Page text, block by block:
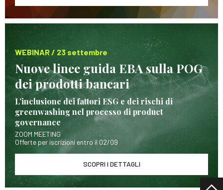
WEBINAR / 23 settembre
Nuove linee guida EBA sulla POG
dei prodotti bancari
L’inclusione dei fattori ESG e dei rischi di
greenwashing nel processo di product
governance
ZOOM MEETING
Offerte per iscrizioni entro il 02/09
SCOPRI I DETTAGLI